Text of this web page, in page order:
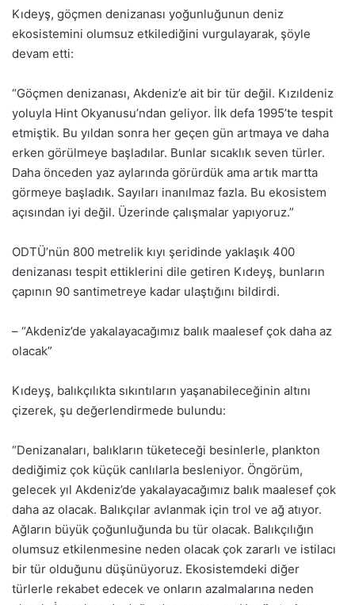
Kıdeyş, göçmen denizanası yoğunluğunun deniz
ekosistemini olumsuz etkilediğini vurgulayarak, şöyle
devam etti:
“Göçmen denizanası, Akdeniz’e ait bir tür değil. Kızıldeniz
yoluyla Hint Okyanusu’ndan geliyor. İlk defa 1995’te tespit
etmiştik. Bu yıldan sonra her geçen gün artmaya ve daha
erken görülmeye başladılar. Bunlar sıcaklık seven türler.
Daha önceden yaz aylarında görürdük ama artık martta
görmeye başladık. Sayıları inanılmaz fazla. Bu ekosistem
açısından iyi değil. Üzerinde çalışmalar yapıyoruz.”
ODTÜ’nün 800 metrelik kıyı şeridinde yaklaşık 400
denizanası tespit ettiklerini dile getiren Kıdeyş, bunların
çapının 90 santimetreye kadar ulaştığını bildirdi.
– “Akdeniz’de yakalayacağımız balık maalesef çok daha az
olacak”
Kıdeyş, balıkçılıkta sıkıntıların yaşanabileceğinin altını
çizerek, şu değerlendirmede bulundu:
“Denizanaları, balıkların tüketeceği besinlerle, plankton
dediğimiz çok küçük canlılarla besleniyor. Öngörüm,
gelecek yıl Akdeniz’de yakalayacağımız balık maalesef çok
daha az olacak. Balıkçılar avlanmak için trol ve ağ atıyor.
Ağların büyük çoğunluğunda bu tür olacak. Balıkçılığın
olumsuz etkilenmesine neden olacak çok zararlı ve istilacı
bir tür olduğunu düşünüyoruz. Ekosistemdeki diğer
türlerle rekabet edecek ve onların azalmalarına neden